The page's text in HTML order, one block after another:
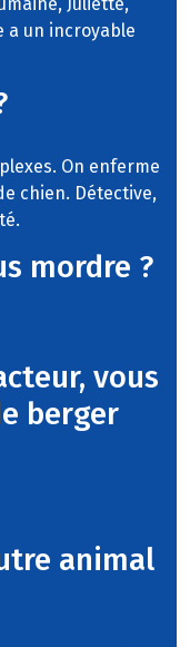
a un incroyable
On enferme
chien. Détective,
mordre ?
vous
berger
animal